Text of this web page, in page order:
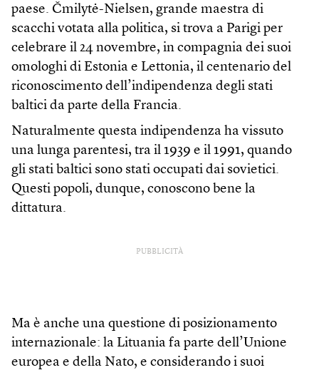
paese. Čmilytė-Nielsen, grande maestra di
scacchi votata alla politica, si trova a Parigi per
celebrare il 24 novembre, in compagnia dei suoi
omologhi di Estonia e Lettonia, il centenario del
riconoscimento dell’indipendenza degli stati
baltici da parte della Francia.
Naturalmente questa indipendenza ha vissuto
una lunga parentesi, tra il 1939 e il 1991, quando
gli stati baltici sono stati occupati dai sovietici.
Questi popoli, dunque, conoscono bene la
dittatura.
PUBBLICITÀ
Ma è anche una questione di posizionamento
internazionale: la Lituania fa parte dell’Unione
europea e della Nato, e considerando i suoi